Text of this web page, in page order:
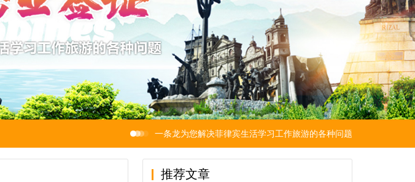
一条龙为您解决菲律宾生活学习工作旅游的各种问题
推荐文章